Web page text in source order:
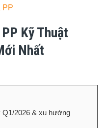
PP
Kỹ Thuật
Nhất
Q1/2026 & xu hướng